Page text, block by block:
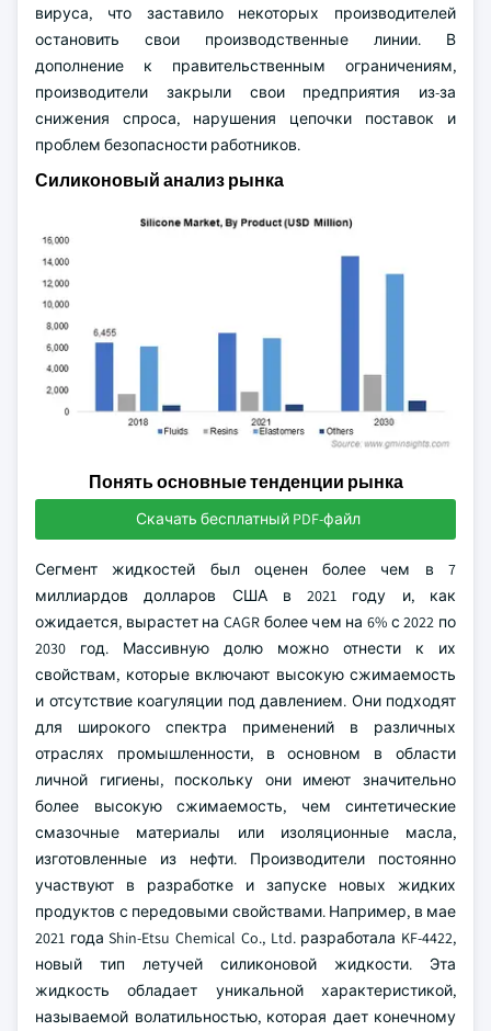
вируса, что заставило некоторых производителей
остановить свои производственные линии. В
дополнение к правительственным ограничениям,
производители закрыли свои предприятия из-за
снижения спроса, нарушения цепочки поставок и
проблем безопасности работников.
Силиконовый анализ рынка
Понять основные тенденции рынка
Скачать бесплатный PDF-файл
Сегмент жидкостей был оценен более чем в 7
миллиардов долларов США в 2021 году и, как
ожидается, вырастет на CAGR более чем на 6% с 2022 по
2030 год. Массивную долю можно отнести к их
свойствам, которые включают высокую сжимаемость
и отсутствие коагуляции под давлением. Они подходят
для широкого спектра применений в различных
отраслях промышленности, в основном в области
личной гигиены, поскольку они имеют значительно
более высокую сжимаемость, чем синтетические
смазочные материалы или изоляционные масла,
изготовленные из нефти. Производители постоянно
участвуют в разработке и запуске новых жидких
продуктов с передовыми свойствами. Например, в мае
2021 года Shin-Etsu Chemical Co., Ltd. разработала KF-4422,
новый тип летучей силиконовой жидкости. Эта
жидкость обладает уникальной характеристикой,
называемой волатильностью, которая дает конечному